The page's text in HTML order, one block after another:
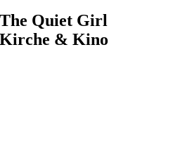
The Quiet Girl
Kirche & Kino